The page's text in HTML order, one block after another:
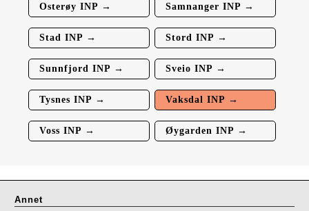
Osterøy INP → Samnanger INP →
Stad INP → Stord INP →
Sunnfjord INP → Sveio INP →
Tysnes INP → Vaksdal INP →
Voss INP → Øygarden INP →
Annet